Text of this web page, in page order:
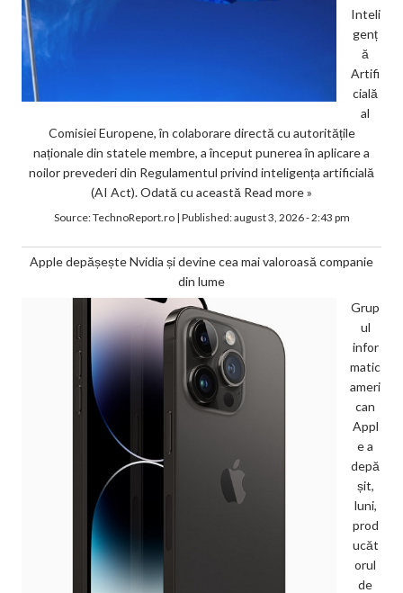
Inteli
genț
ă
Artifi
cială
al
Comisiei Europene, în colaborare directă cu autoritățile
naționale din statele membre, a început punerea în aplicare a
noilor prevederi din Regulamentul privind inteligența artificială
(AI Act). Odată cu această Read more »
Source:TechnoReport.ro| Published:august 3, 2026 - 2:43 pm
Apple depășește Nvidia și devine cea mai valoroasă companie
din lume
Grup
ul
infor
matic
ameri
can
Appl
e a
depă
șit,
luni,
prod
ucăt
orul
de